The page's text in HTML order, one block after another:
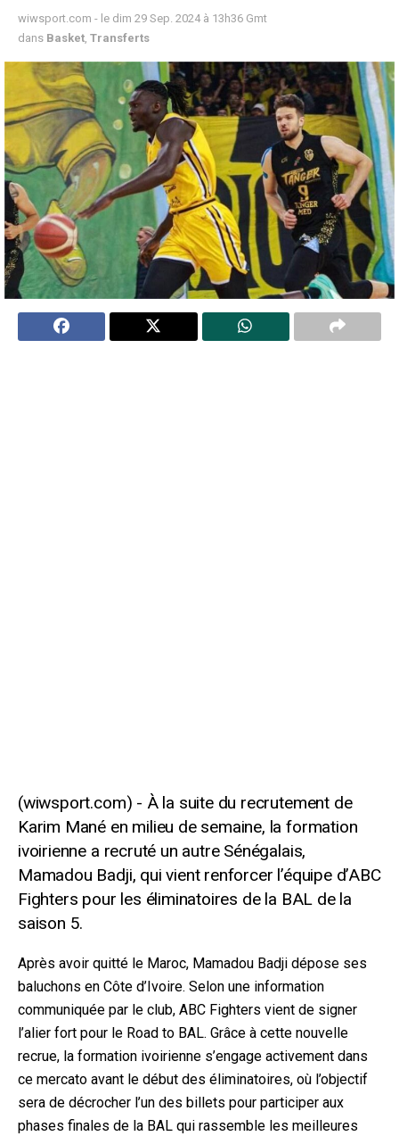
wiwsport.com - le dim 29 Sep. 2024 à 13h36 Gmt
dans Basket, Transferts
À la suite du recrutement de
Karim Mané en milieu de semaine, la formation
ivoirienne a recruté un autre Sénégalais,
Mamadou Badji, qui vient renforcer l’équipe d’ABC
Fighters pour les éliminatoires de la BAL de la
saison 5.
Après avoir quitté le Maroc, Mamadou Badji dépose ses
baluchons en Côte d’Ivoire. Selon une information
communiquée par le club, ABC Fighters vient de signer
l’alier fort pour le Road to BAL. Grâce à cette nouvelle
recrue, la formation ivoirienne s’engage activement dans
ce mercato avant le début des éliminatoires, où l’objectif
sera de décrocher l’un des billets pour participer aux
phases finales de la BAL qui rassemble les meilleures